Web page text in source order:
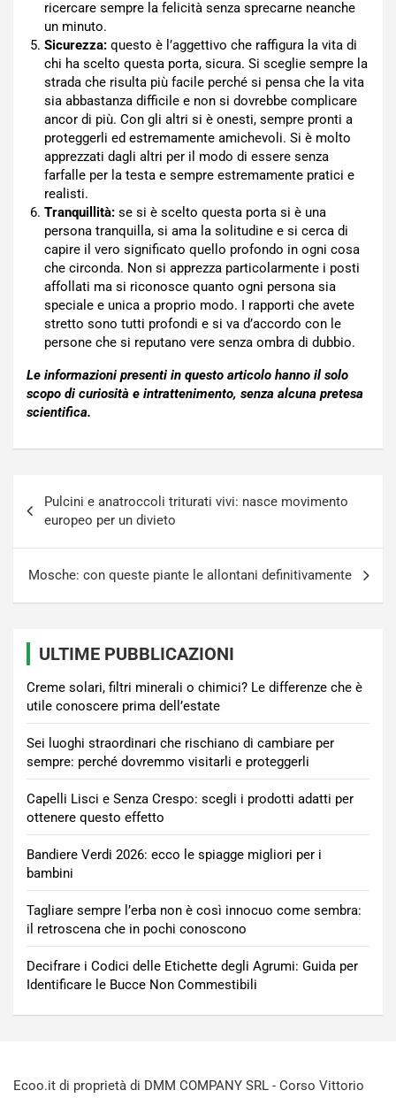
ricercare sempre la felicità senza sprecarne neanche
un minuto.
Sicurezza: questo è l’aggettivo che raffigura la vita di
chi ha scelto questa porta, sicura. Si sceglie sempre la
strada che risulta più facile perché si pensa che la vita
sia abbastanza difficile e non si dovrebbe complicare
ancor di più. Con gli altri si è onesti, sempre pronti a
proteggerli ed estremamente amichevoli. Si è molto
apprezzati dagli altri per il modo di essere senza
farfalle per la testa e sempre estremamente pratici e
realisti.
Tranquillità: se si è scelto questa porta si è una
persona tranquilla, si ama la solitudine e si cerca di
capire il vero significato quello profondo in ogni cosa
che circonda. Non si apprezza particolarmente i posti
affollati ma si riconosce quanto ogni persona sia
speciale e unica a proprio modo. I rapporti che avete
stretto sono tutti profondi e si va d’accordo con le
persone che si reputano vere senza ombra di dubbio.
Le informazioni presenti in questo articolo hanno il solo
scopo di curiosità e intrattenimento, senza alcuna pretesa
scientifica.
articoli
Pulcini e anatroccoli triturati vivi: nasce movimento
europeo per un divieto
Mosche: con queste piante le allontani definitivamente
ULTIME PUBBLICAZIONI
Creme solari, filtri minerali o chimici? Le differenze che è
utile conoscere prima dell’estate
Sei luoghi straordinari che rischiano di cambiare per
sempre: perché dovremmo visitarli e proteggerli
Capelli Lisci e Senza Crespo: scegli i prodotti adatti per
ottenere questo effetto
Bandiere Verdi 2026: ecco le spiagge migliori per i
bambini
Tagliare sempre l’erba non è così innocuo come sembra:
il retroscena che in pochi conoscono
Decifrare i Codici delle Etichette degli Agrumi: Guida per
Identificare le Bucce Non Commestibili
Ecoo.it di proprietà di DMM COMPANY SRL - Corso Vittorio